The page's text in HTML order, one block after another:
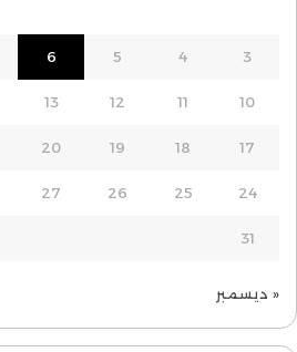
3
4
5
6
10
11
12
13
17
18
19
20
24
25
26
27
31
« ديسمبر